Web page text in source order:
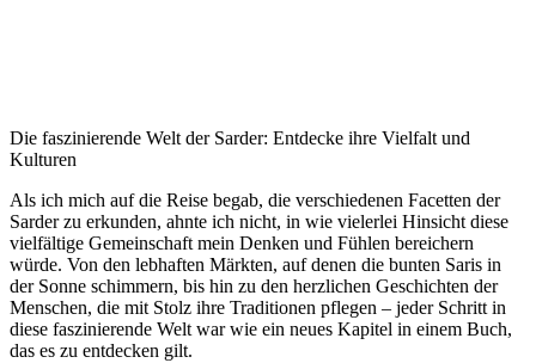
Die faszinierende Welt der ⁣Sarder: Entdecke ​ihre Vielfalt und
Kulturen
Als ich mich auf die Reise begab, ⁣die verschiedenen Facetten der
Sarder⁢ zu erkunden, ahnte ich nicht, in ‍wie vielerlei Hinsicht diese
vielfältige Gemeinschaft⁤ mein Denken und Fühlen bereichern
würde. Von‍ den lebhaften ‌Märkten, auf denen die ⁣bunten Saris⁤ in
der Sonne schimmern, bis hin zu den ⁢herzlichen Geschichten der
Menschen, die mit Stolz ihre⁣ Traditionen pflegen – jeder Schritt in
diese​ faszinierende⁢ Welt ⁣war wie ein neues Kapitel in‌ einem Buch,
das ‌es zu​ entdecken ⁣gilt.